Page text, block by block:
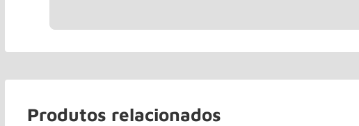
Produtos relacionados